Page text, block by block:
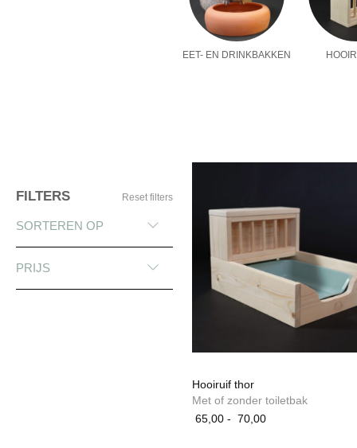
EET- EN DRINKBAKKEN
FILTERS Reset filters
SORTEREN OP
PRIJS
Hooiruif thor
Met of zonder toiletbak
65,00 - 70,00Prijsklasse: